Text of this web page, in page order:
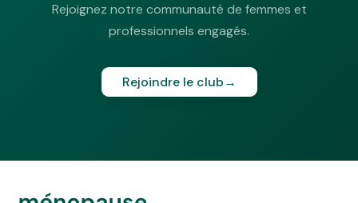
Rejoignez notre communauté de femmes et
professionnels engagés.
Rejoindre le club→